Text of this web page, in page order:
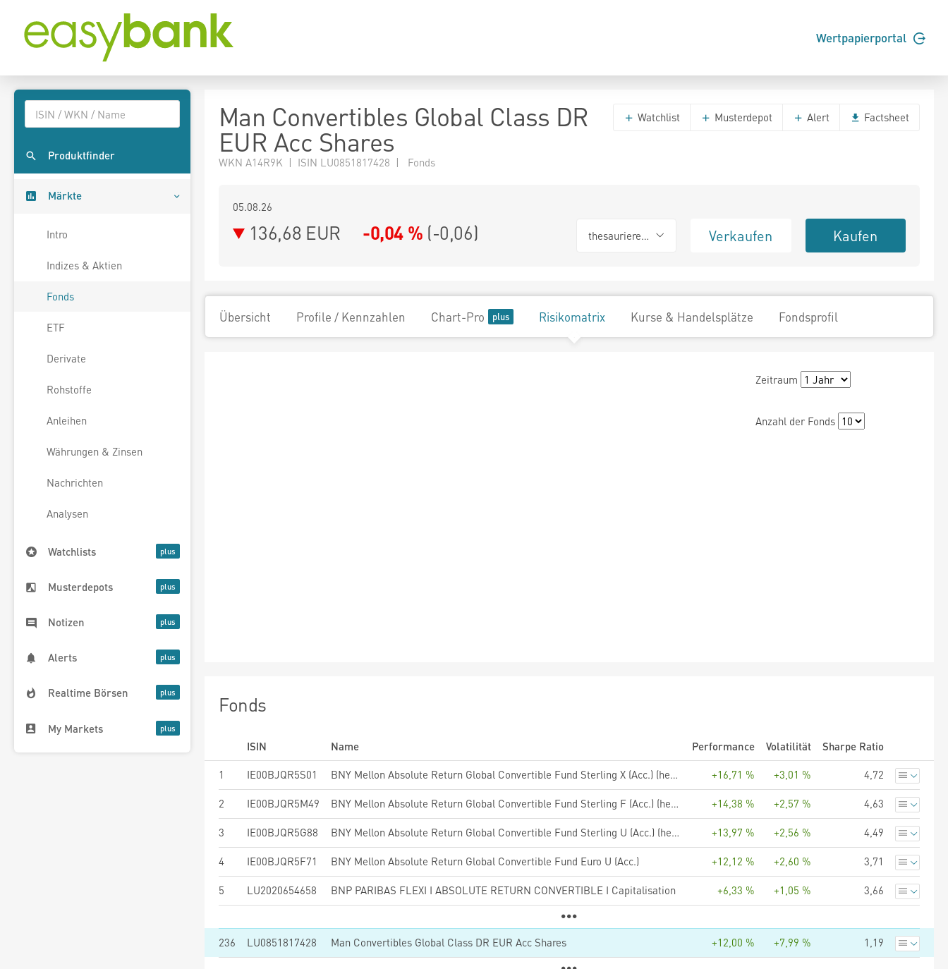
Wertpapierportal
Produktfinder
Märkte
Intro
Indizes & Aktien
Fonds
ETF
Derivate
Rohstoffe
Anleihen
Währungen & Zinsen
Nachrichten
Analysen
Watchlists
Musterdepots
Notizen
Alerts
Realtime Börsen
My Markets
Man Convertibles Global Class DR
EUR Acc Shares
WKN A14R9K | ISIN LU0851817428 | Fonds
Watchlist Musterdepot Alert Factsheet
05.08.26
136,68 EUR -0,04 % (-0,06) thesaurierend Verkaufen Kaufen
Übersicht Profile / Kennzahlen Chart-Pro Risikomatrix Kurse & Handelsplätze Fondsprofil
Zeitraum
Anzahl der Fonds
Fonds
ISIN Name Performance Volatilität
Sharpe Ratio
1
IE00BJQR5S01 BNY Mellon Absolute Return Global Convertible Fund Sterling X (Acc.) (hedged) +16,71 % +3,01 % 4,72
2 IE00BJQR5M49 BNY Mellon Absolute Return Global Convertible Fund Sterling F (Acc.) (hedged) +14,38 % +2,57 % 4,63
3 IE00BJQR5G88 BNY Mellon Absolute Return Global Convertible Fund Sterling U (Acc.) (hedged) +13,97 % +2,56 % 4,49
4 IE00BJQR5F71 BNY Mellon Absolute Return Global Convertible Fund Euro U (Acc.) +12,12 % +2,60 % 3,71
5 LU2020654658 BNP PARIBAS FLEXI I ABSOLUTE RETURN CONVERTIBLE I Capitalisation +6,33 % +1,05 % 3,66
236 LU0851817428 Man Convertibles Global Class DR EUR Acc Shares +12,00 % +7,99 % 1,19